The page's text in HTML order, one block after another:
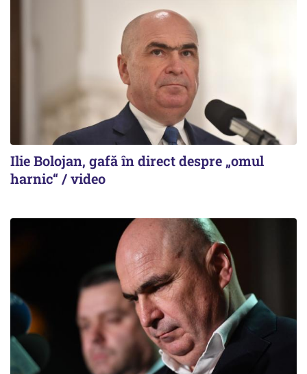
Ilie Bolojan, gafă în direct despre „omul
harnic“ / video